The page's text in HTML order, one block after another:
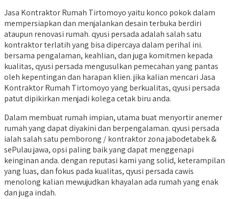
Jasa Kontraktor Rumah Tirtomoyo yaitu konco pokok dalam
mempersiapkan dan menjalankan desain terbuka berdiri
ataupun renovasi rumah. qyusi persada adalah salah satu
kontraktor terlatih yang bisa dipercaya dalam perihal ini.
bersama pengalaman, keahlian, dan juga komitmen kepada
kualitas, qyusi persada mengusulkan pemecahan yang pantas
oleh kepentingan dan harapan klien. jika kalian mencari Jasa
Kontraktor Rumah Tirtomoyo yang berkualitas, qyusi persada
patut dipikirkan menjadi kolega cetak biru anda.
Dalam membuat rumah impian, utama buat menyortir anemer
rumah yang dapat diyakini dan berpengalaman. qyusi persada
ialah salah satu pemborong / kontraktor zona jabodetabek &
sePulau jawa, opsi paling baik yang dapat menggenapi
keinginan anda. dengan reputasi kami yang solid, keterampilan
yang luas, dan fokus pada kualitas, qyusi persada cawis
menolong kalian mewujudkan khayalan ada rumah yang enak
dan juga indah.